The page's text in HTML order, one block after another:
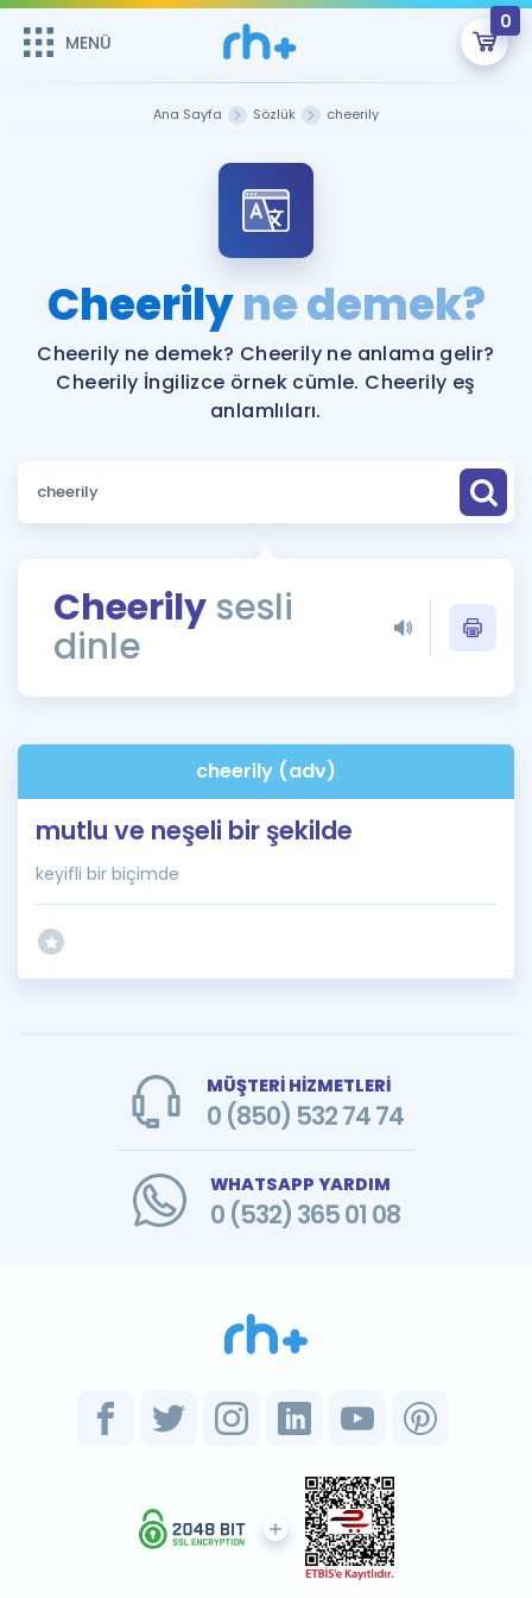
MENÜ
0
Şifremi Hatırlamıyorum
ÜYE DEĞİLİM
Sepetin Şu An Boş.
Remzi Hoca ile seni sınava hazırlayacak onlarca eğitim seni
bekliyor!
MENÜ
Katılımcı Görüşleri
Faydalı Araçlar
Sözlük
Rehberlik Aracı
ÖSYM Sınav Takvimi
İngilizce Gramer
Hakkımızda
Ana Sayfa Sözlük cheerily
Cheerilyne demek?
Cheerily ne demek? Cheerily ne anlama gelir?
Cheerily İngilizce örnek cümle. Cheerily eş
anlamlıları.
Cheerily sesli
dinle
cheerily (adv)
mutlu ve neşeli bir şekilde
keyifli bir biçimde
MÜŞTERİ HİZMETLERİ
0 (850) 532 74 74
WHATSAPP YARDIM
0 (532) 365 01 08